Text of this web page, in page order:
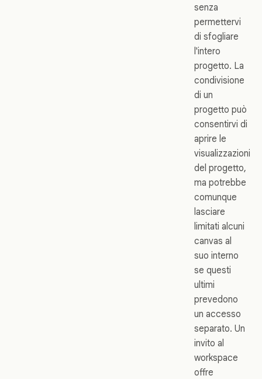
senza
permettervi
di sfogliare
l'intero
progetto. La
condivisione
di un
progetto può
consentirvi di
aprire le
visualizzazioni
del progetto,
ma potrebbe
comunque
lasciare
limitati alcuni
canvas al
suo interno
se questi
ultimi
prevedono
un accesso
separato. Un
invito al
workspace
offre